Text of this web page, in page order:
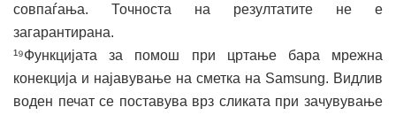
совпаѓања. Точноста на резултатите не е
загарантирана.
¹⁹Функцијата за помош при цртање бара мрежна
конекција и најавување на сметка на Samsung. Видлив
воден печат се поставува врз сликата при зачувување